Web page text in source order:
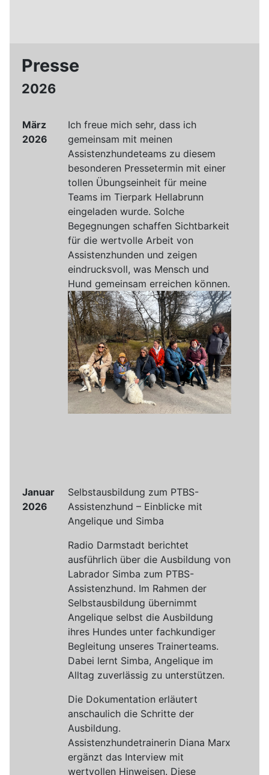
Presse
2026
März
2026
Ich freue mich sehr, dass ich
gemeinsam mit meinen
Assistenzhundeteams zu diesem
besonderen Pressetermin mit einer
tollen Übungseinheit für meine
Teams im Tierpark Hellabrunn
eingeladen wurde. Solche
Begegnungen schaffen Sichtbarkeit
für die wertvolle Arbeit von
Assistenzhunden und zeigen
eindrucksvoll, was Mensch und
Hund gemeinsam erreichen können.
Januar
2026
Selbstausbildung zum PTBS-
Assistenzhund – Einblicke mit
Angelique und Simba
Radio Darmstadt berichtet
ausführlich über die Ausbildung von
Labrador Simba zum PTBS-
Assistenzhund. Im Rahmen der
Selbstausbildung übernimmt
Angelique selbst die Ausbildung
ihres Hundes unter fachkundiger
Begleitung unseres Trainerteams.
Dabei lernt Simba, Angelique im
Alltag zuverlässig zu unterstützen.
Die Dokumentation erläutert
anschaulich die Schritte der
Ausbildung.
Assistenzhundetrainerin Diana Marx
ergänzt das Interview mit
wertvollen Hinweisen. Diese